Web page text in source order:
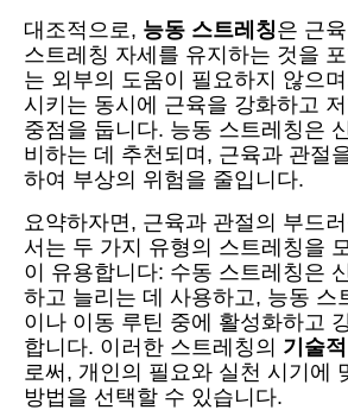
대조적으로, 능동 스트레칭은 근
스트레칭 자세를 유지하는 것을
는 외부의 도움이 필요하지 않으
시키는 동시에 근육을 강화하고
중점을 둡니다. 능동 스트레칭은
비하는 데 추천되며, 근육과 관절
하여 부상의 위험을 줄입니다.
요약하자면, 근육과 관절의 부드
서는 두 가지 유형의 스트레칭을
이 유용합니다: 수동 스트레칭은
하고 늘리는 데 사용하고, 능동 스
이나 이동 루틴 중에 활성화하고
합니다. 이러한 스트레칭의 기술적
로써, 개인의 필요와 실천 시기에
방법을 선택할 수 있습니다.